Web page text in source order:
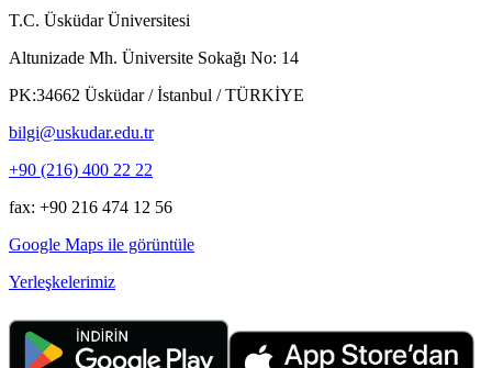
T.C. Üsküdar Üniversitesi
Altunizade Mh. Üniversite Sokağı No: 14
PK:34662 Üsküdar / İstanbul / TÜRKİYE
bilgi@uskudar.edu.tr
+90 (216) 400 22 22
fax: +90 216 474 12 56
Google Maps ile görüntüle
Yerleşkelerimiz